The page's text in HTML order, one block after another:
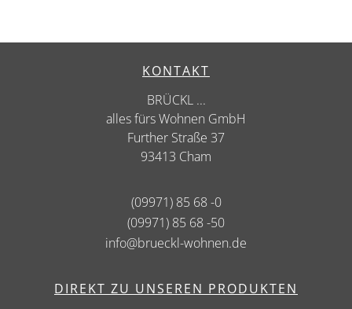
KONTAKT
BRÜCKL ...
alles fürs Wohnen GmbH
Further Straße 37
93413 Cham
(09971) 85 68 -0
(09971) 85 68 -50
info@brueckl-wohnen.de
DIREKT ZU UNSEREN PRODUKTEN